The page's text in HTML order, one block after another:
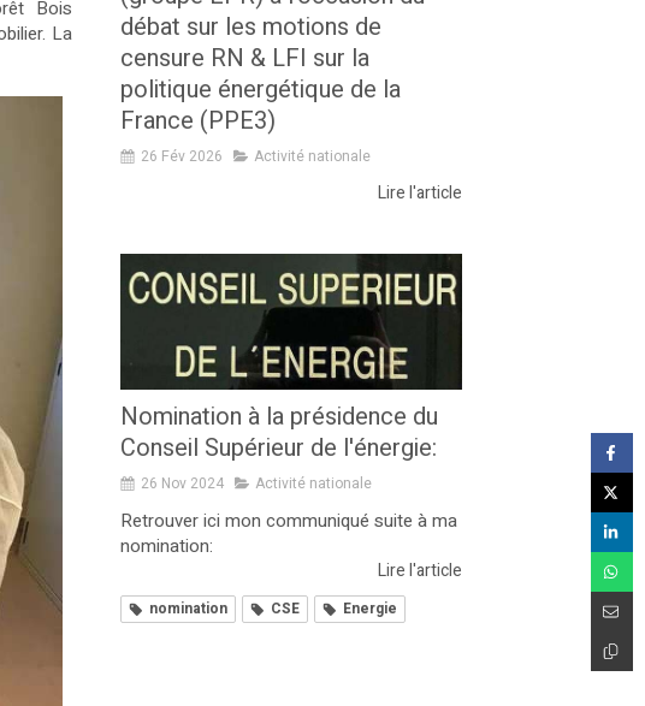
Bois
La
débat sur les motions de
censure RN & LFI sur la
politique énergétique de la
France (PPE3)
26 Fév 2026 Activité nationale
Lire l'article
Nomination à la présidence du
Conseil Supérieur de l'énergie:
26 Nov 2024 Activité nationale
Retrouver ici mon communiqué suite à ma
nomination:
Lire l'article
nomination CSE Energie